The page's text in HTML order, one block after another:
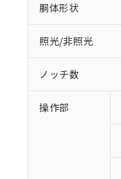
胴体形状
照光/非照光
ノッチ数
操作部